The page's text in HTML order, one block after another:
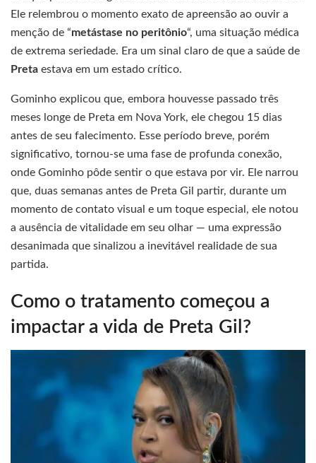
Ele relembrou o momento exato de apreensão ao ouvir a
menção de “metástase no peritônio“, uma situação médica
de extrema seriedade. Era um sinal claro de que a saúde de
Preta estava em um estado crítico.
Gominho explicou que, embora houvesse passado três
meses longe de Preta em Nova York, ele chegou 15 dias
antes de seu falecimento. Esse período breve, porém
significativo, tornou-se uma fase de profunda conexão,
onde Gominho pôde sentir o que estava por vir. Ele narrou
que, duas semanas antes de Preta Gil partir, durante um
momento de contato visual e um toque especial, ele notou
a ausência de vitalidade em seu olhar — uma expressão
desanimada que sinalizou a inevitável realidade de sua
partida.
Como o tratamento começou a
impactar a vida de Preta Gil?